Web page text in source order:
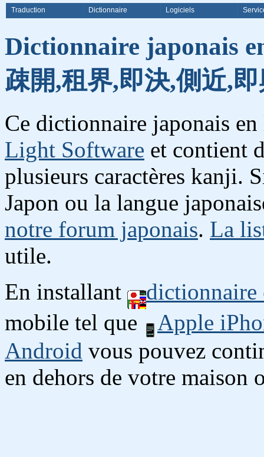
Traduction Dictionnaire Logiciels
Dictionnaire japonais
疎開,租界,即決,側近,
Ce dictionnaire japonais
Light Software et contient
plusieurs caractères kanji.
Japon ou la langue
notre forum japonais. La
utile.
En installant
mobile tel que
Apple
Android vous pouvez
en dehors de votre maison